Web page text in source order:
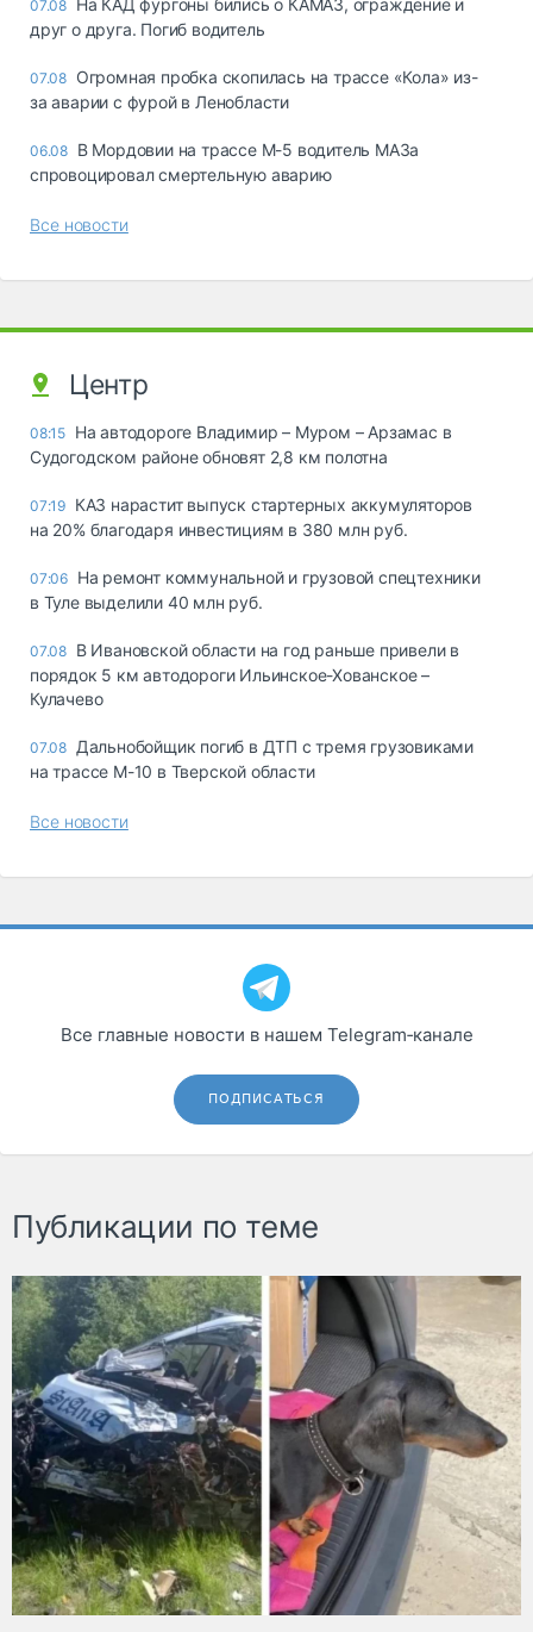
07.08
На КАД фургоны бились о КАМАЗ, ограждение и
друг о друга. Погиб водитель
07.08 Огромная пробка скопилась на трассе «Кола» из-
за аварии с фурой в Ленобласти
06.08 В Мордовии на трассе М-5 водитель МАЗа
спровоцировал смертельную аварию
Все новости
Центр
08:15 На автодороге Владимир – Муром – Арзамас в
Судогодском районе обновят 2,8 км полотна
07:19 КАЗ нарастит выпуск стартерных аккумуляторов
на 20% благодаря инвестициям в 380 млн руб.
07:06 На ремонт коммунальной и грузовой спецтехники
в Туле выделили 40 млн руб.
07.08 В Ивановской области на год раньше привели в
порядок 5 км автодороги Ильинское-Хованское –
Кулачево
07.08 Дальнобойщик погиб в ДТП с тремя грузовиками
на трассе М-10 в Тверской области
Все новости
Все главные новости в нашем Telegram‑канале
ПОДПИСАТЬСЯ
Публикации по теме